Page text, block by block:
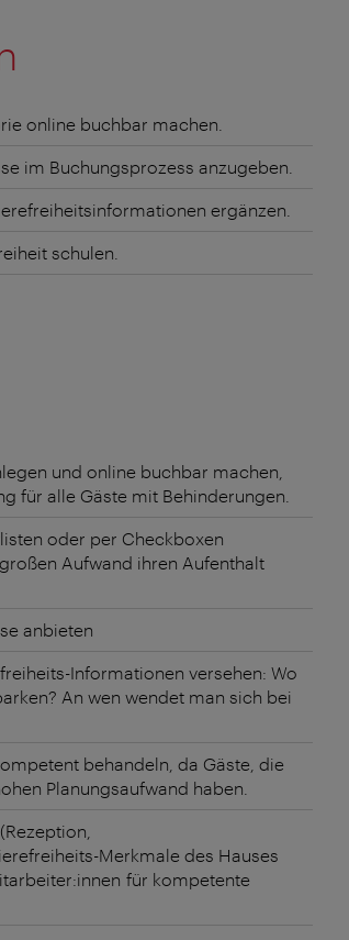
online buchbar machen.
im Buchungsprozess anzugeben.
ergänzen.
schulen.
und online buchbar machen,
für alle Gäste mit Behinderungen.
oder per Checkboxen
Aufwand ihren Aufenthalt
anbieten
Informationen versehen: Wo
An wen wendet man sich bei
behandeln, da Gäste, die
Planungsaufwand haben.
Merkmale des Hauses
für kompetente